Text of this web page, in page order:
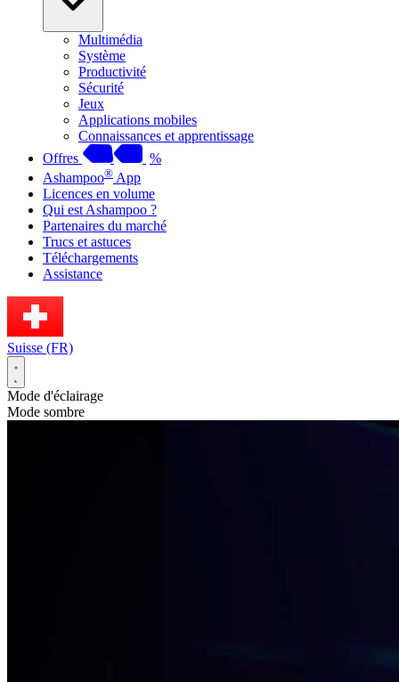
Multimédia
Système
Productivité
Sécurité
Jeux
Applications mobiles
Connaissances et apprentissage
Offres
%
Ashampoo® App
Licences en volume
Qui est Ashampoo ?
Partenaires du marché
Trucs et astuces
Téléchargements
Assistance
Suisse (FR)
Mode d'éclairage
Mode sombre